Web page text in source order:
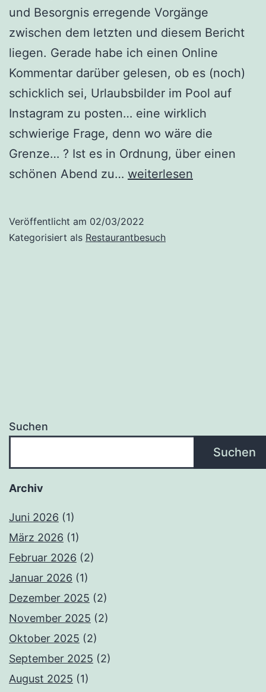
und Besorgnis erregende Vorgänge
zwischen dem letzten und diesem Bericht
liegen. Gerade habe ich einen Online
Kommentar darüber gelesen, ob es (noch)
schicklich sei, Urlaubsbilder im Pool auf
Instagram zu posten… eine wirklich
schwierige Frage, denn wo wäre die
Grenze… ? Ist es in Ordnung, über einen
schönen Abend zu… Fileto
weiterlesen
Veröffentlicht am 02/03/2022
Kategorisiert als Restaurantbesuch
Suchen
Suchen
Archiv
Juni 2026 (1)
März 2026 (1)
Februar 2026 (2)
Januar 2026 (1)
Dezember 2025 (2)
November 2025 (2)
Oktober 2025 (2)
September 2025 (2)
August 2025 (1)